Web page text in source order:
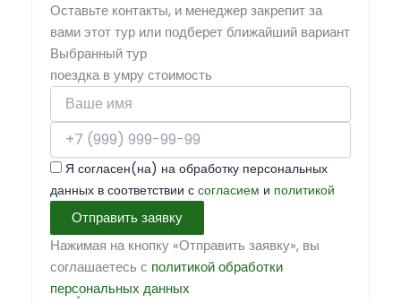
Оставьте контакты, и менеджер закрепит за
вами этот тур или подберет ближайший вариант
Выбранный тур
поездка в умру стоимость
Я согласен(на) на обработку персональных
данных в соответствии с согласием и политикой
Отправить заявку
Нажимая на кнопку «Отправить заявку», вы
соглашаетесь с политикой обработки
персональных данных